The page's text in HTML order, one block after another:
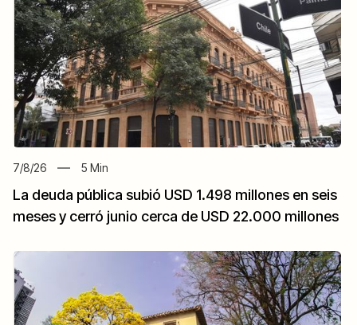
7/8/26 5 Min
La deuda pública subió USD 1.498 millones en seis
meses y cerró junio cerca de USD 22.000 millones